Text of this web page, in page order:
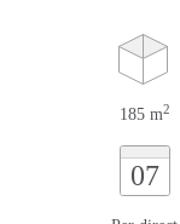
185 m2
07